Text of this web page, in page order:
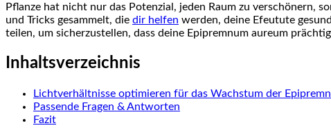
Pflanze hat nicht nur das Potenzial, jeden Raum zu verschönern,
und Tricks gesammelt, die dir ‍helfen werden, deine Efeutute
teilen, um sicherzustellen, dass deine Epipremnum aureum
Inhaltsverzeichnis
Lichtverhältnisse optimieren für das Wachstum ‍der
Passende Fragen & Antworten
Fazit